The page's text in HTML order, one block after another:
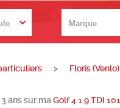
> Floris (Venlo)
ans sur ma Golf 4 1.9 TDI 101